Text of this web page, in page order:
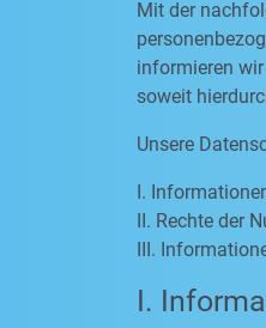
Mit der
informieren
soweit
Unsere
I.
II. Rechte der
III.
I.